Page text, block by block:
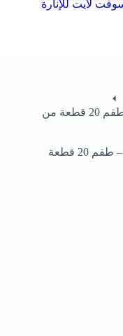
فلاتر فوهة صنبور المياه (مهويات خلاط) – طقم 20 قطعة من